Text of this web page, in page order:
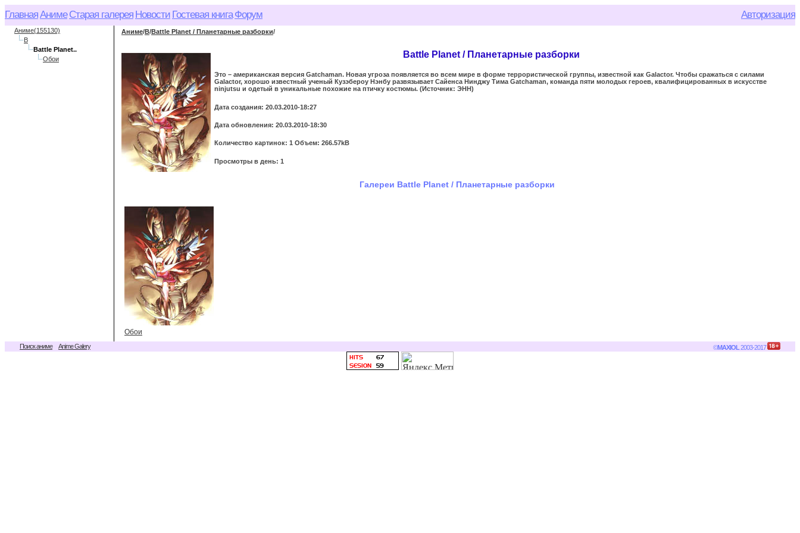
ГлавнаяАниме Старая галерея Новости Гостевая книга Форум Авторизация
Аниме(155130)
B
Battle Planet..
Обои
Аниме/B/Battle Planet / Планетарные разборки/
Battle Planet / Планетарные разборки
Это – американская версия Gatchaman. Новая угроза появляется во всем мире в форме террористической группы, известной как Galactor. Чтобы сражаться с силами
Galactor, хорошо известный ученый Кузэбероу Нэнбу развязывает Сайенса Нинджу Тима Gatchaman, команда пяти молодых героев, квалифицированных в искусстве
ninjutsu и одетый в уникальные похожие на птичку костюмы. (Источник: ЭНН)
Дата создания: 20.03.2010-18:27
Дата обновления: 20.03.2010-18:30
Количество картинок: 1 Объем: 266.57kB
Просмотры в день: 1
Галереи Battle Planet / Планетарные разборки
Обои
Поиск аниме Anime Galery ©MAXIOL2003-2017